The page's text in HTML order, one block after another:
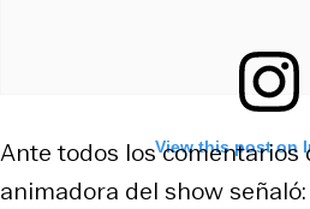
View this post on
Ante todos los comentarios
animadora del show señaló: